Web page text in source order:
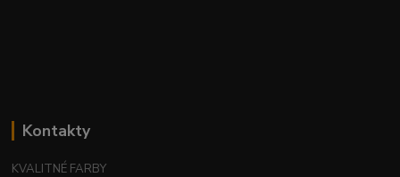
Kontakty
KVALITNÉ FARBY